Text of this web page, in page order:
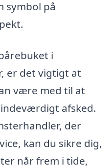
symbol på
i
er det vigtigt at
være med til at
afsked.
der
kan du sikre dig,
når frem i tide,